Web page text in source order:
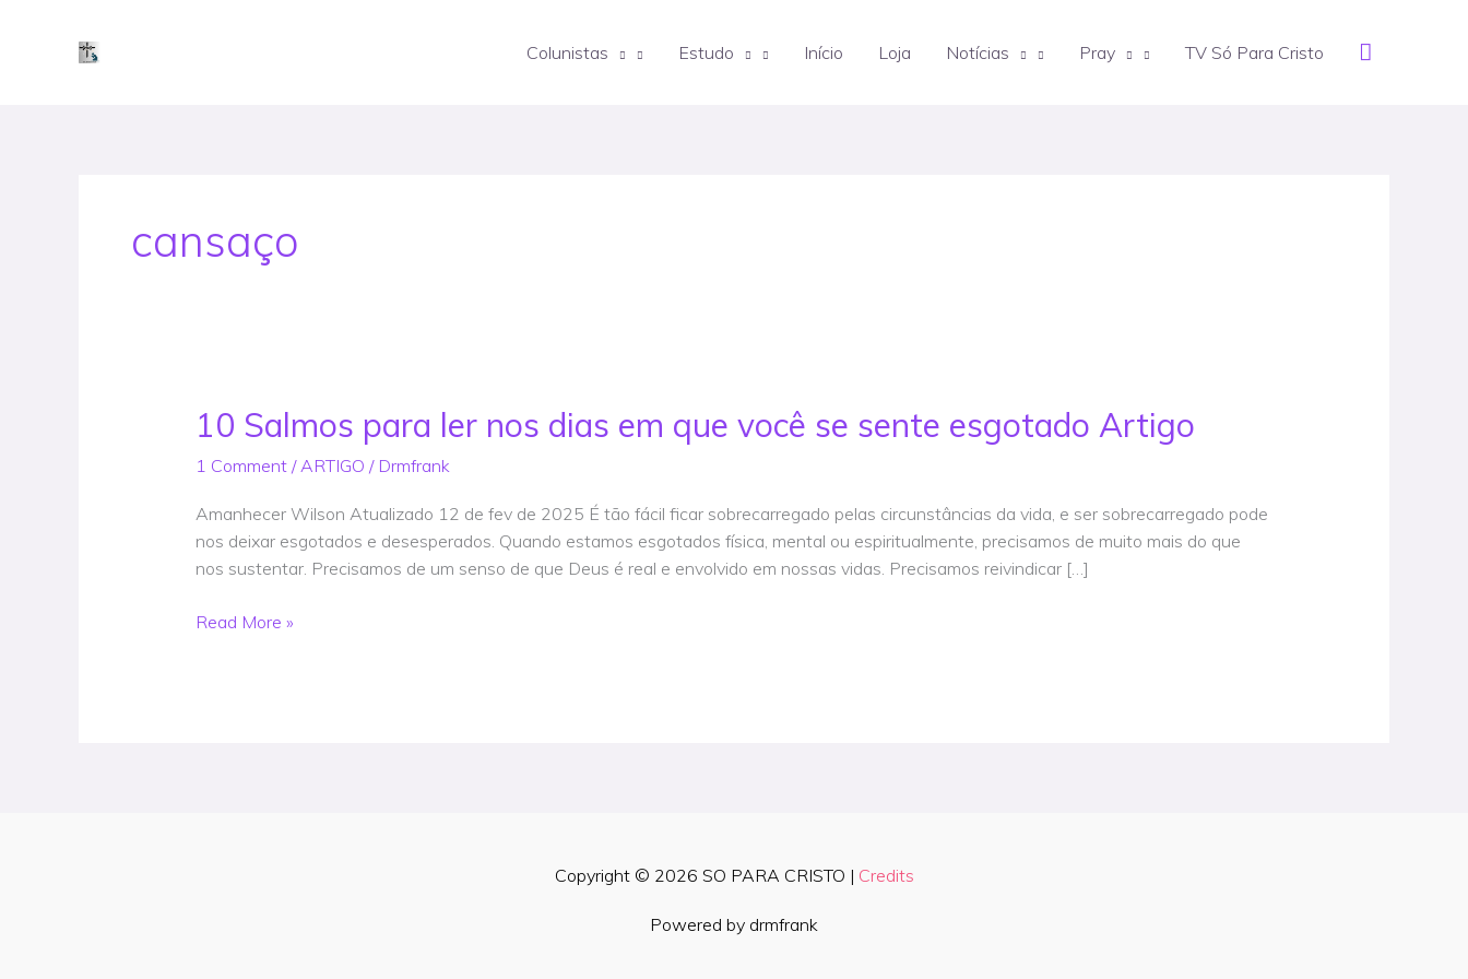
Colunistas Estudo Início Loja Notícias Pray TV Só Para Cristo Search
cansaço
10 Salmos para ler nos dias em que você se sente esgotado Artigo
1 Comment /ARTIGO / Drmfrank
Amanhecer Wilson Atualizado 12 de fev de 2025 É tão fácil ficar sobrecarregado pelas circunstâncias da vida, e ser sobrecarregado pode
nos deixar esgotados e desesperados. Quando estamos esgotados física, mental ou espiritualmente, precisamos de muito mais do que
nos sustentar. Precisamos de um senso de que Deus é real e envolvido em nossas vidas. Precisamos reivindicar […]
10
Salmos
para
nos
dias
em
você
Read More »
Copyright © 2026 SO PARA CRISTO | Credits
Powered by drmfrank